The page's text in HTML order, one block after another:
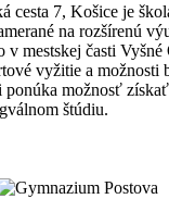
cesta 7, Košice je
na rozšírenú
mestskej časti Vyšné
vyžitie a možnosti
možnosť
štúdiu.